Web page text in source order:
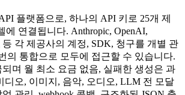
플랫폼으로, 하나의 API 키로 25개 제
에 연결됩니다. Anthropic, OpenAI,
등 각 제공사의 계정, SDK, 청구를 개별 관
의 통합으로 모두에 접근할 수 있습니다.
며 월 최소 요금 없음, 실패한 생성은 과
디오, 이미지, 음악, 오디오, LLM 전 모달